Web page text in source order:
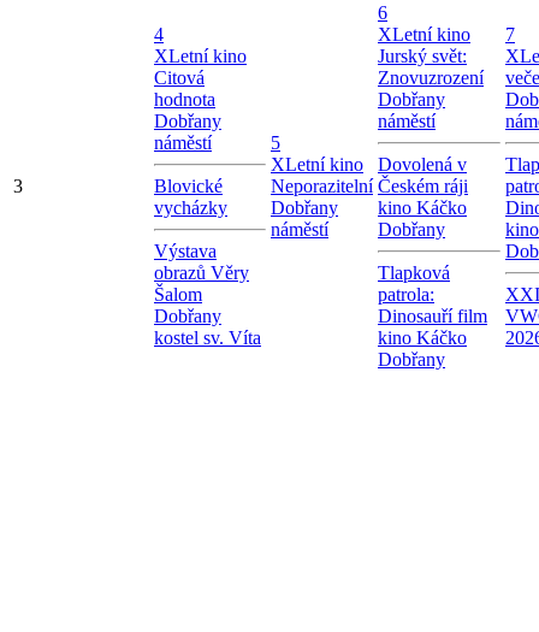
3
4
XLetní kino
Citová
hodnota
Dobřany
náměstí
Blovické
vycházky
Výstava
obrazů Věry
Šalom
Dobřany
kostel sv. Víta
5
XLetní kino
Neporazitelní
Dobřany
náměstí
6
XLetní kino
Jurský svět:
Znovuzrození
Dobřany
náměstí
Dovolená v
Českém ráji
kino Káčko
Dobřany
Tlapková
patrola:
Dinosauří film
kino Káčko
Dobřany
7
X